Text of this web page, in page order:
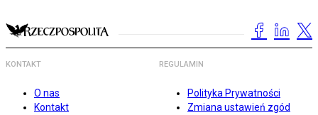
KONTAKT
O nas
Kontakt
REGULAMIN
Polityka Prywatności
Zmiana ustawień zgód